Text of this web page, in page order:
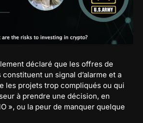
déclaré que les offres de
un signal d’alarme et a
les projets trop compliqués ou qui
à prendre une décision, en
», ou la peur de manquer quelque